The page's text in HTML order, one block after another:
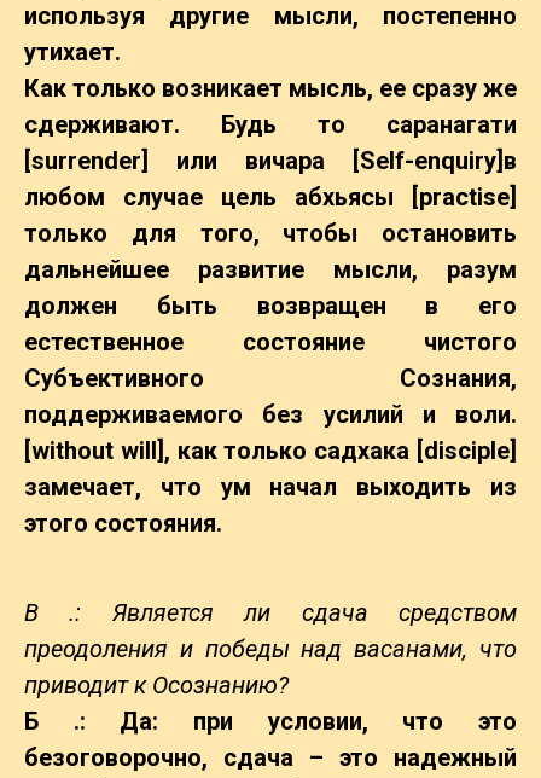
используя другие мысли, постепенно
утихает.
Как только возникает мысль, ее сразу же
сдерживают. Будь то саранагати
[surrender] или вичара [Self-enquiry]в
любом случае цель абхьясы [practise]
только для того, чтобы остановить
дальнейшее развитие мысли, разум
должен быть возвращен в его
естественное состояние чистого
Субъективного Сознания,
поддерживаемого без усилий и воли.
[without will], как только садхака [disciple]
замечает, что ум начал выходить из
этого состояния.
В .: Является ли сдача средством
преодоления и победы над васанами, что
приводит к Осознанию?
Б .: Да: при условии, что это
безоговорочно, сдача – это надежный